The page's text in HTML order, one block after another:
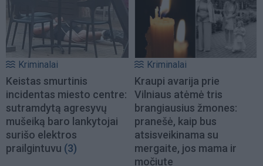
Kriminalai
Keistas smurtinis
incidentas miesto centre:
sutramdytą agresyvų
mušeiką baro lankytojai
surišo elektros
prailgintuvu (3)
Kriminalai
Kraupi avarija prie
Vilniaus atėmė tris
brangiausius žmones:
pranešė, kaip bus
atsisveikinama su
mergaite, jos mama ir
močiute